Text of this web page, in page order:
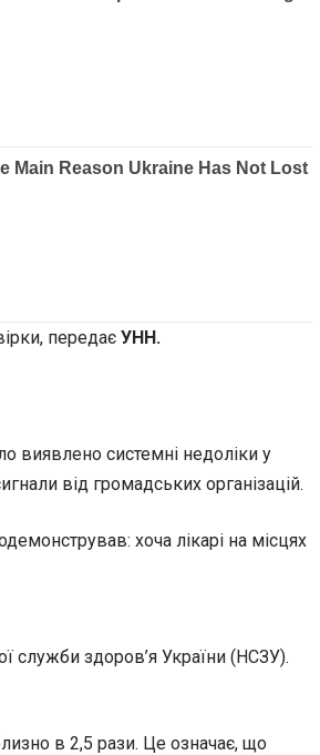
передає УНН.
виявлено системні недоліки у
від громадських організацій.
хоча лікарі на місцях
служби здоров’я України (НСЗУ).
в 2,5 рази. Це означає, що